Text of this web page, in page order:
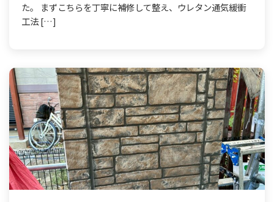
た。 まずこちらを丁寧に補修して整え、ウレタン通気緩衝
工法 […]